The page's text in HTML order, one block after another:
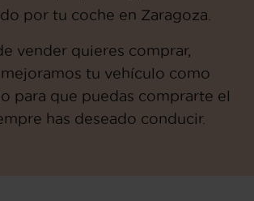
por tu coche en Zaragoza.
vender quieres comprar,
tu vehículo como
para que puedas comprarte el
has deseado conducir.